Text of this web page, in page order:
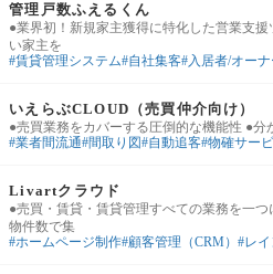
管理戸数ふえるくん
●業界初！新規家主獲得に特化した営業支
い家主を
賃貸管理システム 自社集客 入居者/オー
いえらぶCLOUD（売買仲介向け）
●売買業務をカバーする圧倒的な機能性 ●
業者間流通 間取り図 自動追客 物確サー
Livartクラウド
●売買・賃貸・賃貸管理すべての業務を一
物件数で集
ホームページ制作 顧客管理（CRM） レ